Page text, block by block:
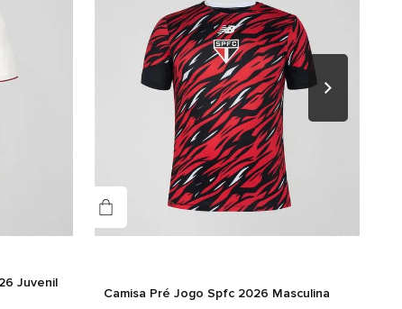
Salve o Tricolor Paulista na barra.
do produto
Juvenil
Camisa Pré Jogo Spfc 2026 Masculina